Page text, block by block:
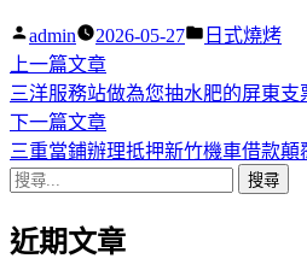
作
者:
admin 2026-05-27
分
日式燒烤
文
章
導
覽
上一篇文章下
一
篇
文
三洋服務站做為您抽水肥的屏東
下一篇文章下
一
章:
三重當鋪辦理抵押新竹機車借款
搜
關
近期文章